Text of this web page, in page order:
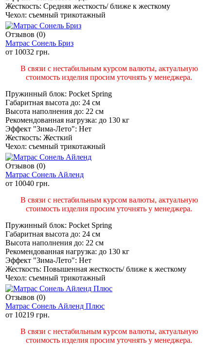
Жесткость: Средняя жесткость/ ближе к жесткому
Чехол: съемный трикотажный
Отзывов (0)
Матрас Сонель Бриз
от 10032 грн.
В связи с нестабильным курсом валюты, актуальную
стоимость изделия просим уточнять у менеджера.
Пружинный блок: Pocket Spring
Габаритная высота до: 24 см
Высота наполнения до: 22 см
Рекомендованная нагрузка: до 130 кг
Эффект "Зима-Лето": Нет
Жесткость: Жесткий
Чехол: съемный трикотажный
Отзывов (0)
Матрас Сонель Айленд
от 10040 грн.
В связи с нестабильным курсом валюты, актуальную
стоимость изделия просим уточнять у менеджера.
Пружинный блок: Pocket Spring
Габаритная высота до: 24 см
Высота наполнения до: 22 см
Рекомендованная нагрузка: до 130 кг
Эффект "Зима-Лето": Нет
Жесткость: Повышенная жесткость/ ближе к жесткому
Чехол: съемный трикотажный
Отзывов (0)
Матрас Сонель Айленд Плюс
от 10219 грн.
В связи с нестабильным курсом валюты, актуальную
стоимость изделия просим уточнять у менеджера.